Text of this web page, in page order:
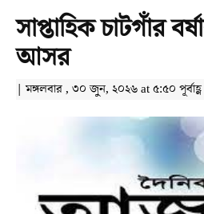
সাপ্তাহিক চাটগাঁর
আসর
| মঙ্গলবার , ৩০ জুন, ২০২৬ at ৫:৫০ পূর্বাহ্ণ